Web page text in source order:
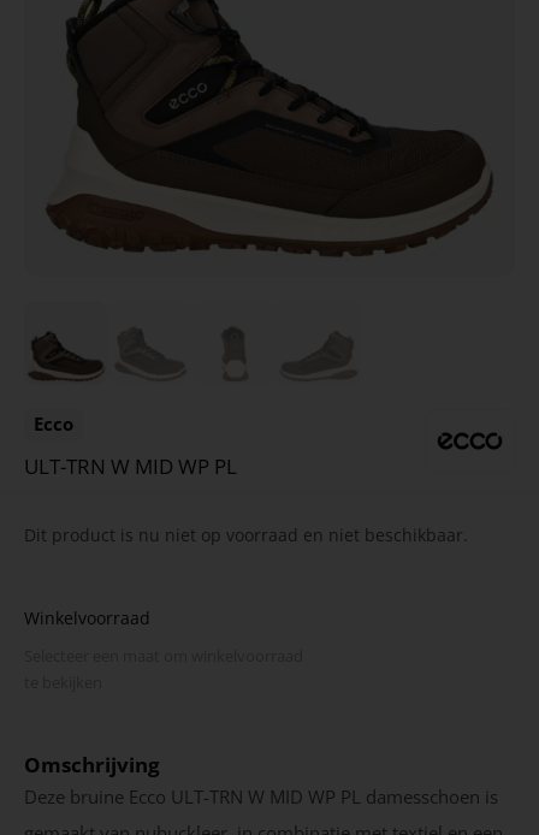
Ecco
ULT-TRN W MID WP PL
Dit product is nu niet op voorraad en niet beschikbaar.
Winkelvoorraad
Omschrijving
Deze bruine Ecco ULT-TRN W MID WP PL damesschoen is